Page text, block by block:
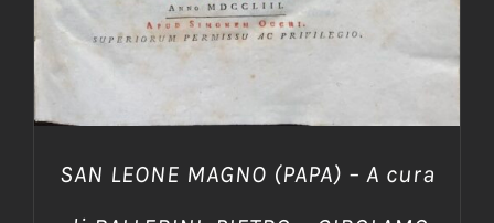
SAN LEONE MAGNO (PAPA) – A cura